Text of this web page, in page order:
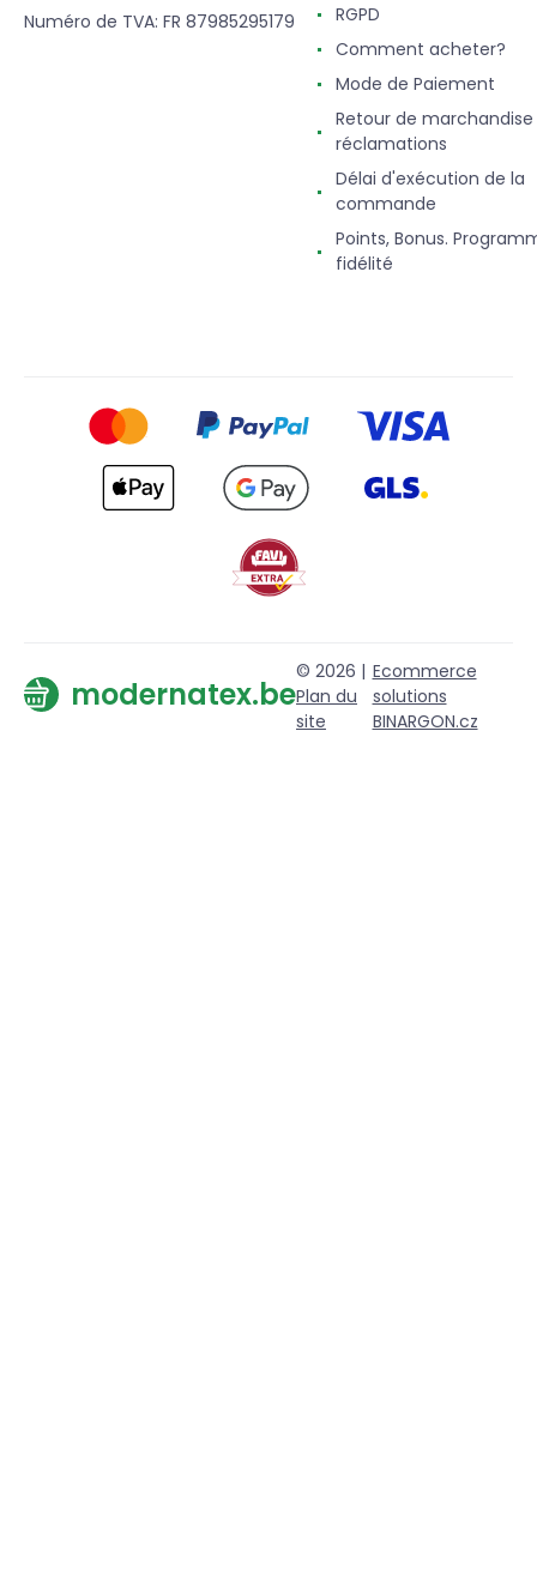
Numéro de TVA: FR 87985295179
RGPD
Comment acheter?
Mode de Paiement
Retour de
réclamations
Délai d'exécution de la
commande
Points, Bonus.
fidélité
modernatex.be
© 2026 |
Plan du
site
Ecommerce
solutions
BINARGON.cz